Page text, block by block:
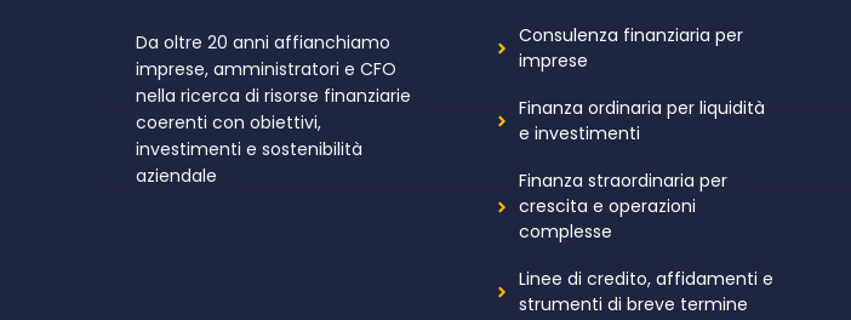
Da oltre 20 anni affianchiamo
imprese, amministratori e CFO
nella ricerca di risorse finanziarie
coerenti con obiettivi,
investimenti e sostenibilità
aziendale
Consulenza finanziaria per
imprese
Finanza ordinaria per liquidità
e investimenti
Finanza straordinaria per
crescita e operazioni
complesse
Linee di credito, affidamenti e
strumenti di breve termine